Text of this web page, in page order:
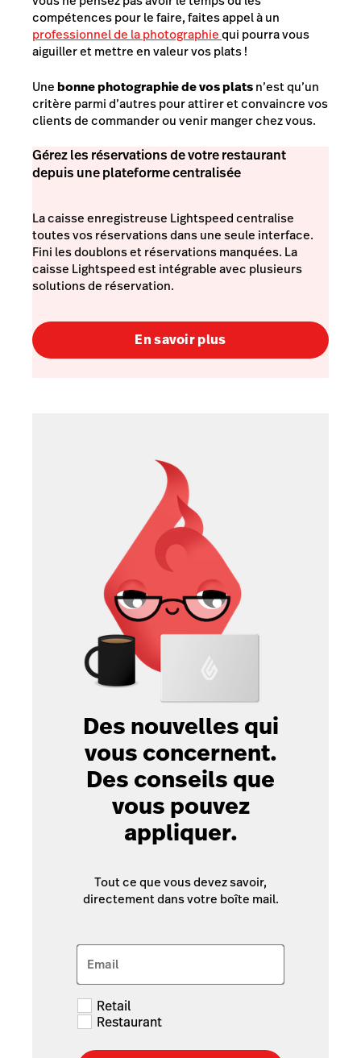
compétences pour le faire, faites appel à un
professionnel de la photographiequi pourra vous
aiguiller et mettre en valeur vos plats !
Unebonne photographie de vos platsn’est qu’un
critère parmi d’autres pour attirer et convaincre vos
clients de commander ou venir manger chez vous.
Gérez les réservations de votre restaurant
depuis une plateforme centralisée
La caisse enregistreuse Lightspeed centralise
toutes vos réservations dans une seule interface.
Fini les doublons et réservations manquées. La
caisse Lightspeed est intégrable avec plusieurs
solutions de réservation.
En savoir plus
Des nouvelles qui
vous concernent.
Des conseils que
vous pouvez
appliquer.
Tout ce que vous devez savoir,
directement dans votre boîte mail.
Email
Retail
Restaurant